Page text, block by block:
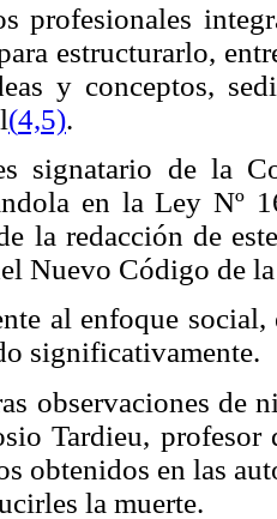
profesionales
estructurarlo,
y conceptos,
(4,5).
signatario de la
en la Ley Nº
la redacción de
Nuevo Código de
al enfoque
significativamente.
observaciones de
Tardieu, profesor
obtenidos en las
la muerte.